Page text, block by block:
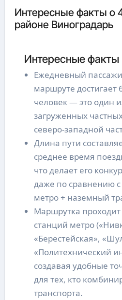
Интересные факты о
районе Виноградарь
Интересные факты
Ежедневный
маршруте достигает
человек — это один
загруженных
северо-западной
Длина пути
среднее время
что делает его
даже по сравнению
метро + наземный
Маршрутка
станций метро
«Берестейская»,
«Политехнический
создавая удобные
для тех, кто
транспорта.